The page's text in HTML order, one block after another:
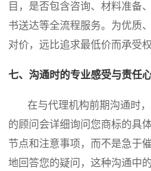
目，是否包含咨询、材料准备
书送达等全流程服务。为优质
对价，远比追求最低价而承受
七、沟通时的专业感受与责任
在与代理机构前期沟通时，
的顾问会详细询问您商标的具
节点和注意事项，而不是急于
地回答您的疑问，这种沟通中